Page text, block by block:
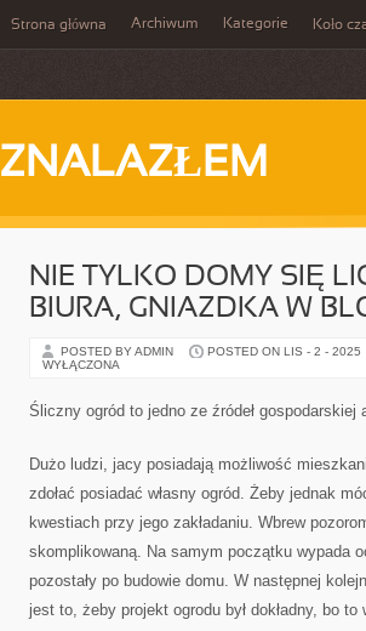
Strona główna Archiwum Kategorie Koło
ZNALAZŁEM
NIE TYLKO DOMY SIĘ
BIURA, GNIAZDKA W
POSTED BY ADMIN POSTED ON LIS - 2 - 2025
WYŁĄCZONA
Śliczny ogród to jedno ze źródeł gospodarskiej
Dużo ludzi, jacy posiadają możliwość
zdołać posiadać własny ogród. Żeby jednak
kwestiach przy jego zakładaniu. Wbrew
skomplikowaną. Na samym początku wypada
pozostały po budowie domu. W następnej
jest to, żeby projekt ogrodu był dokładny, bo